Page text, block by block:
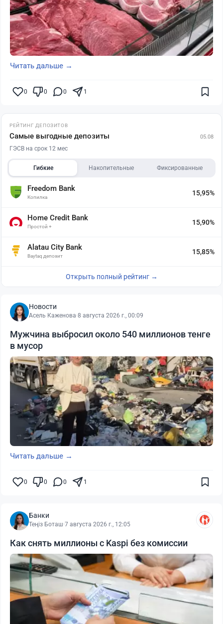
Читать дальше →
0 0 0 1
РЕЙТИНГ ДЕПОЗИТОВ
Самые выгодные депозиты 05.08
ГЭСВ на срок 12 мес
Гибкие Накопительные Фиксированные
Freedom Bank
Копилка
15,95%
Home Credit Bank
Простой +
15,90%
Alatau City Bank
Baytaq депозит
15,85%
Открыть полный рейтинг →
Новости
Асель Каженова·8 августа 2026 г., 00:09
Мужчина выбросил около 540 миллионов тенге
в мусор
Читать дальше →
0 0 0 1
Банки
Теңіз Боташ·7 августа 2026 г., 12:05
Как снять миллионы с Kaspi без комиссии